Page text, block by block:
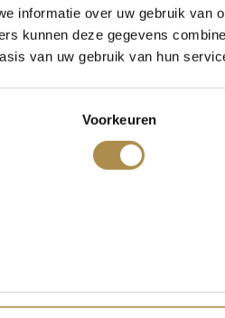
informatie over uw gebruik van
kunnen deze gegevens
van uw gebruik van hun
Voorkeuren